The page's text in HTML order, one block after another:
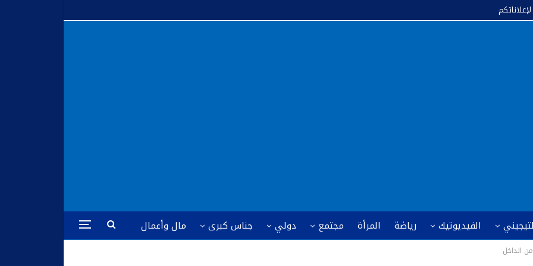
لإعلاناتكم
الفيديوتيك رياضة المرأة مجتمع دولي جناس كبرى
مال وأعمال
الداخل